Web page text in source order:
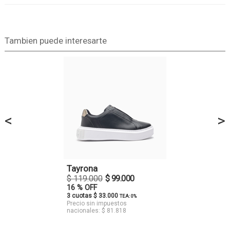
Tambien puede interesarte
<
Tayrona
$ 119.000 $ 99.000
16 % OFF
3 cuotas $ 33.000 TEA: 0%
Precio sin impuestos
nacionales: $ 81.818
>